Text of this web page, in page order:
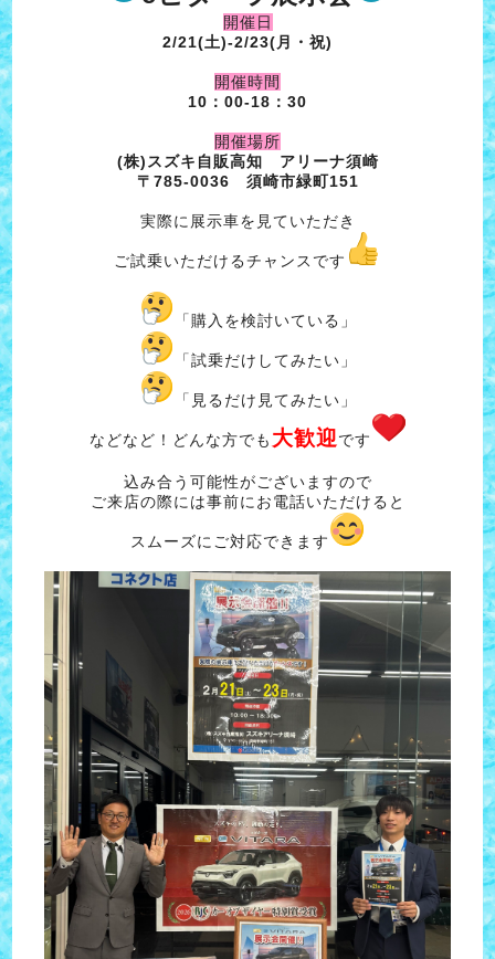
開催日
2/21(土)-2/23(月・祝)
開催時間
10：00-18：30
開催場所
(株)スズキ自販高知 アリーナ須崎
〒785-0036 須崎市緑町151
実際に展示車を見ていただき
ご試乗いただけるチャンスです
「購入を検討いている」
「試乗だけしてみたい」
「見るだけ見てみたい」
などなど！どんな方でも 大歓迎です
込み合う可能性がございますので
ご来店の際には事前にお電話いただけると
スムーズにご対応できます